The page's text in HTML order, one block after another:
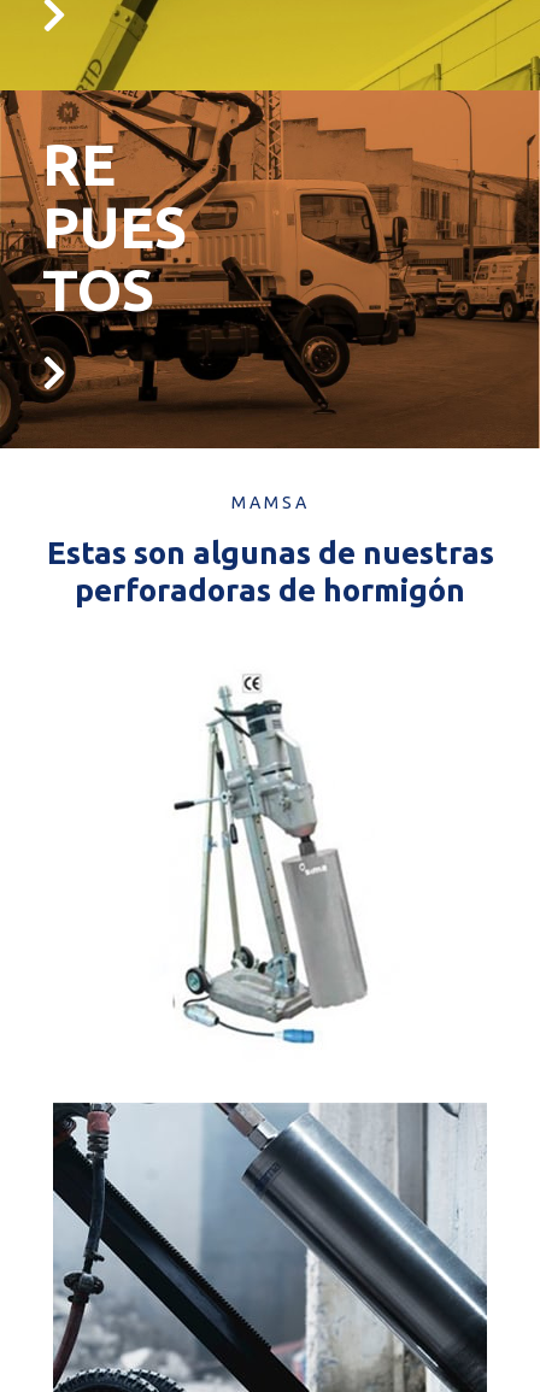
RE
PUES
TOS
MAMSA
Estas son algunas de nuestras
perforadoras de hormigón